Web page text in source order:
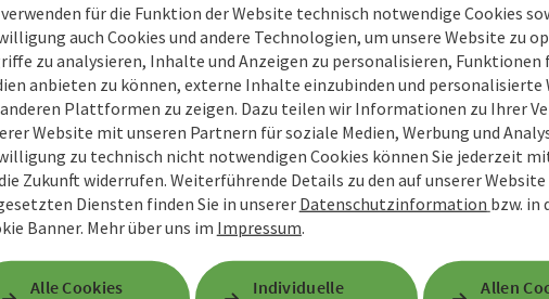
jetzt deine kostenlosen
Hier bestellen
für die Funktion der Website technisch notwendige Cookies
auch Cookies und andere Technologien, um unsere Website zu
zu analysieren, Inhalte und Anzeigen zu personalisieren, Funktionen
anbieten zu können, externe Inhalte einzubinden und personalisierte
Plattformen zu zeigen. Dazu teilen wir Informationen zu Ihrer
Website mit unseren Partnern für soziale Medien, Werbung und
zu technisch nicht notwendigen Cookies können Sie jederzeit
Zukunft widerrufen. Weiterführende Details zu den auf unserer Website
Diensten finden Sie in unsererDatenschutzinformation bzw. in
Banner. Mehr über uns im Impressum.
Alle Cookies
Individuelle
Allen